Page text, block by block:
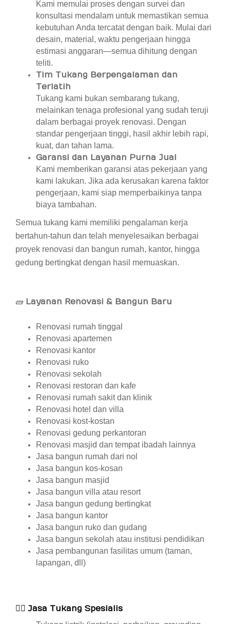
Kami memulai proses dengan survei dan
konsultasi mendalam untuk memastikan semua
kebutuhan Anda tercatat dengan baik. Mulai dari
desain, material, waktu pengerjaan hingga
estimasi anggaran—semua dihitung dengan
teliti.
Tim Tukang Berpengalaman dan
Terlatih
Tukang kami bukan sembarang tukang,
melainkan tenaga profesional yang sudah teruji
dalam berbagai proyek renovasi. Dengan
standar pengerjaan tinggi, hasil akhir lebih rapi,
kuat, dan tahan lama.
Garansi dan Layanan Purna Jual
Kami memberikan garansi atas pekerjaan yang
kami lakukan. Jika ada kerusakan karena faktor
pengerjaan, kami siap memperbaikinya tanpa
biaya tambahan.
Semua tukang kami memiliki pengalaman kerja
bertahun-tahun dan telah menyelesaikan berbagai
proyek renovasi dan bangun rumah, kantor, hingga
gedung bertingkat dengan hasil memuaskan.
🧱 Layanan Renovasi & Bangun Baru
Renovasi rumah tinggal
Renovasi apartemen
Renovasi kantor
Renovasi ruko
Renovasi sekolah
Renovasi restoran dan kafe
Renovasi rumah sakit dan klinik
Renovasi hotel dan villa
Renovasi kost-kostan
Renovasi gedung perkantoran
Renovasi masjid dan tempat ibadah lainnya
Jasa bangun rumah dari nol
Jasa bangun kos-kosan
Jasa bangun masjid
Jasa bangun villa atau resort
Jasa bangun gedung bertingkat
Jasa bangun kantor
Jasa bangun ruko dan gudang
Jasa bangun sekolah atau institusi pendidikan
Jasa pembangunan fasilitas umum (taman,
lapangan, dll)
👷‍♂️ Jasa Tukang Spesialis